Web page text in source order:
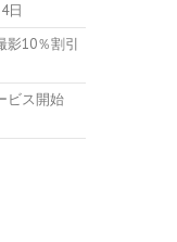
日
影10％割引
ビス開始